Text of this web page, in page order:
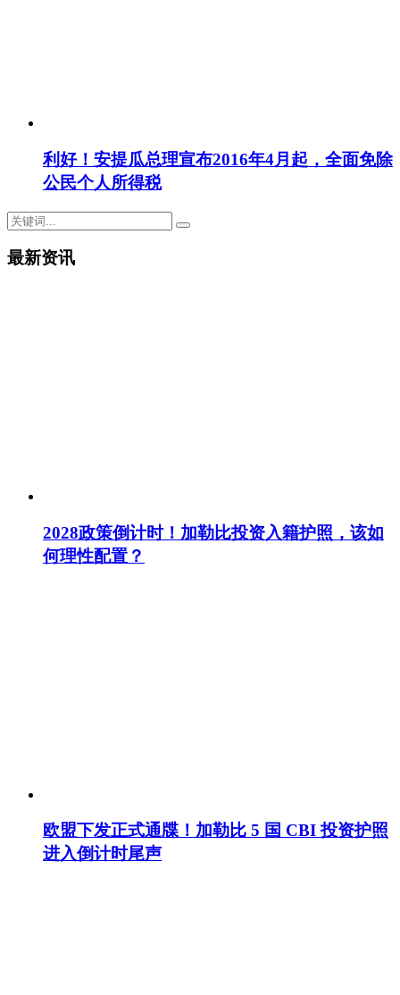
利好！安提瓜总理宣布2016年4月起，全面免除
公民个人所得税
最新资讯
2028政策倒计时！加勒比投资入籍护照，该如
何理性配置？
欧盟下发正式通牒！加勒比 5 国 CBI 投资护照
进入倒计时尾声